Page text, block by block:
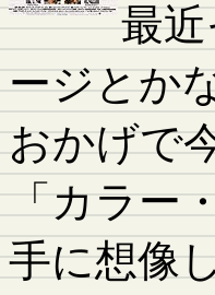
最
ージとか
おかげで
「カラー
手に想像